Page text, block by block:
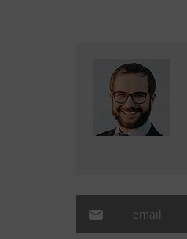
email